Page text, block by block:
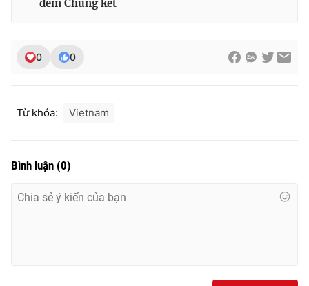
đêm Chung kết
0 0
Từ khóa: Vietnam
Bình luận (0)